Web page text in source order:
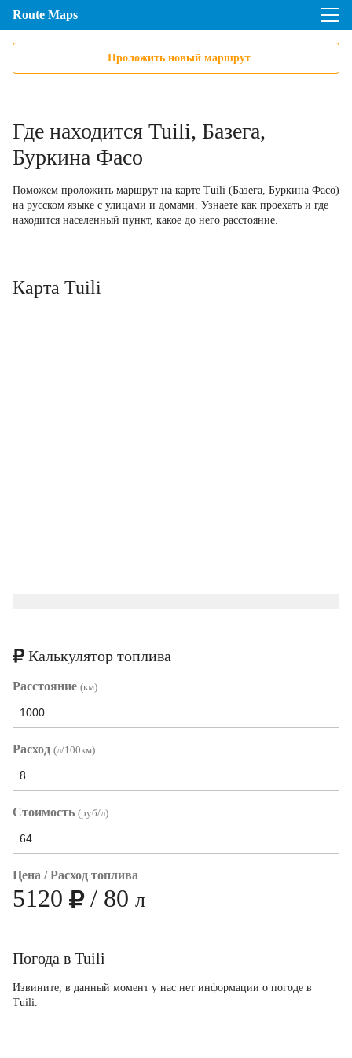
Route Maps
Проложить новый маршрут
Где находится Tuili, Базега,
Буркина Фасо
Поможем проложить маршрут на карте Tuili (Базега, Буркина Фасо)
на русском языке с улицами и домами. Узнаете как проехать и где
находится населенный пункт, какое до него расстояние.
Карта Tuili
Калькулятор топлива
Расстояние (км)
Расход (л/100км)
Стоимость (руб/л)
Цена / Расход топлива
5120 / 80 л
Погода в Tuili
Извините, в данный момент у нас нет информации о погоде в
Tuili.